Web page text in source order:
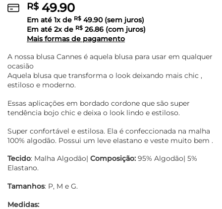
R$49.90
Em até 1x de R$ 49.90(sem juros)
Em até 2x de R$ 26.86 (com juros)
Mais formas de pagamento
A nossa blusa Cannes é aquela blusa para usar em qualquer
ocasião
Aquela blusa que transforma o look deixando mais chic ,
estiloso e moderno.
Essas aplicações em bordado cordone que são super
tendência bojo chic e deixa o look lindo e estiloso.
Super confortável e estilosa. Ela é confeccionada na malha
100% algodão. Possui um leve elastano e veste muito bem .
Tecido: Malha Algodão| Composição: 95% Algodão| 5%
Elastano.
Tamanhos: P, M e G.
Medidas: